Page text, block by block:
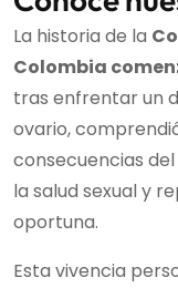
La historia de la
Colombia
tras enfrentar un
ovario,
consecuencias
la salud sexual y
oportuna.
Esta vivencia